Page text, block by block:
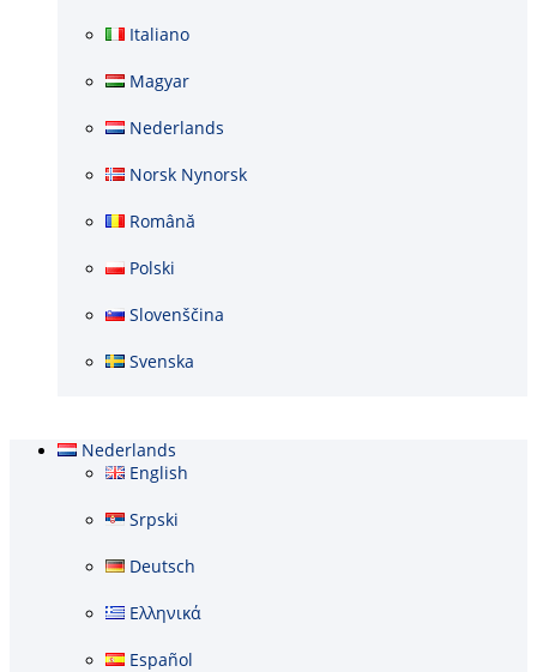
Italiano
Magyar
Nederlands
Norsk Nynorsk
Română
Polski
Slovenščina
Svenska
Nederlands
English
Srpski
Deutsch
Ελληνικά
Español